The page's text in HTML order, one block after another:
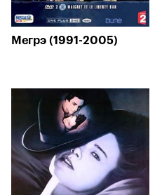
Мегрэ (1991-2005)